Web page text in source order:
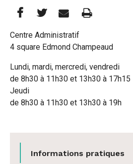
Partager
cette
page
sur
Facebook
Partager
cette
page
sur
Partager
cette
page
par
Imprimer
Centre Administratif
4 square Edmond Champeaud
Lundi, mardi, mercredi, vendredi
de 8h30 à 11h30 et 13h30 à 17h15
Jeudi
de 8h30 à 11h30 et 13h30 à 19h
Informations pratiques